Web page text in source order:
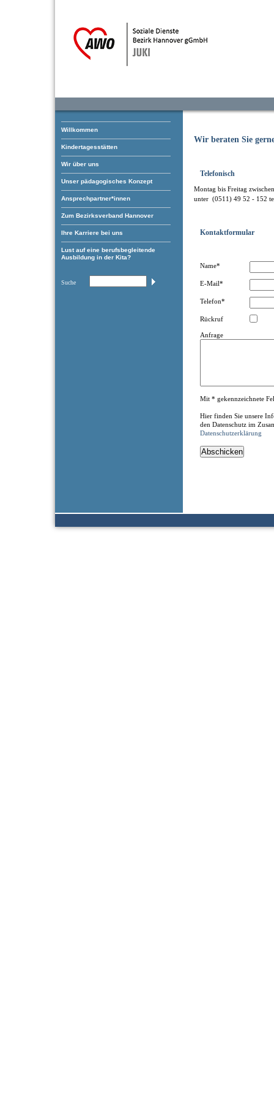
Willkommen
Kindertagesstätten
Wir über uns
Unser pädagogisches Konzept
Ansprechpartner*innen
Zum Bezirksverband Hannover
Ihre Karriere bei uns
Lust auf eine berufsbegleitende
Ausbildung in der Kita?
Suche
Wir beraten Sie
Telefonisch
Montag bis Freitag
unter (0511) 49 52 - 152
Kontaktformular
Name*
E-Mail*
Telefon*
Rückruf
Anfrage
Mit * gekennzeichnete
Hier finden Sie unsere
den Datenschutz im
Datenschutzerklärung